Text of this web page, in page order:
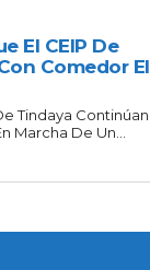
El CEIP De
Comedor El
Tindaya Continúan
Marcha De Un...